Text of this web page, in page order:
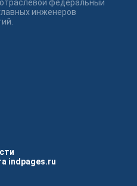
indpages.ru
федеральный
инженеров